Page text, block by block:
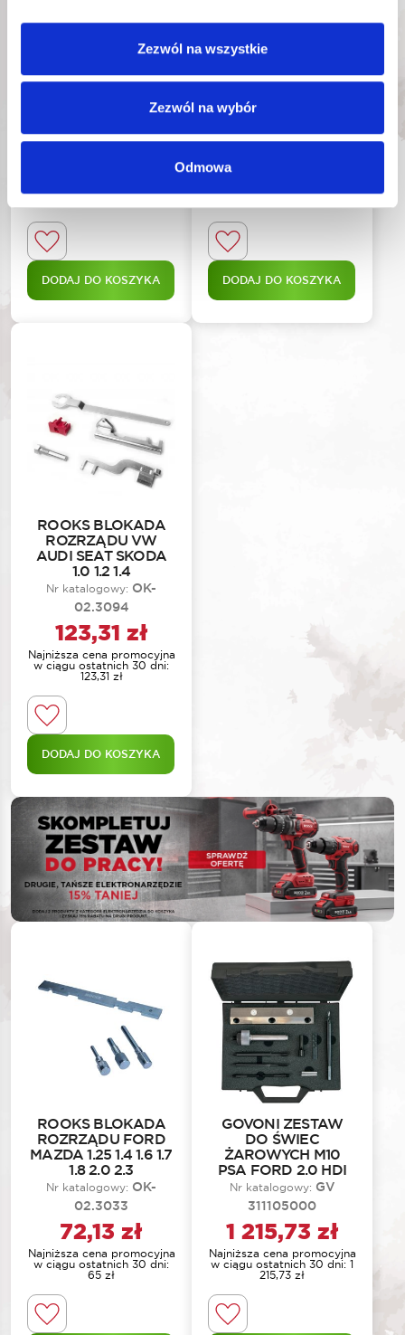
Zezwól na wszystkie
Zezwól na wybór
Odmowa
ROOKS BLOKADA
RENAULT 2.0 BLUE
OK-
02.3081
w ciągu ostatnich 30 dni:
DODAJ DO KOSZYKA
ROOKS BLOKADA
AUDI SEAT CUPRA
SKODA 1.5 TSI
Nr katalogowy:
02.3097
w ciągu ostatnich 30 dni:
DODAJ DO KOSZYKA
ROOKS BLOKADA
ROZRZĄDU VW
AUDI SEAT SKODA
1.0 1.2 1.4
Nr katalogowy: OK-
02.3094
123,31 zł
Najniższa cena promocyjna
w ciągu ostatnich 30 dni:
123,31 zł
DODAJ DO KOSZYKA
ROOKS BLOKADA
ROZRZĄDU FORD
MAZDA 1.25 1.4 1.6 1.7
1.8 2.0 2.3
Nr katalogowy: OK-
02.3033
72,13 zł
Najniższa cena promocyjna
w ciągu ostatnich 30 dni:
65 zł
GOVONI ZESTAW
DO ŚWIEC
ŻAROWYCH M10
PSA FORD 2.0 HDI
Nr katalogowy: GV
311105000
1 215,73 zł
Najniższa cena promocyjna
w ciągu ostatnich 30 dni: 1
215,73 zł